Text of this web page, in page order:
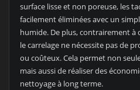
surface lisse et non poreuse, les
facilement éliminées avec un
humide. De plus, contrairement à
le carrelage ne nécessite pas de
ou coûteux. Cela permet non
mais aussi de réaliser des
nettoyage à long terme.